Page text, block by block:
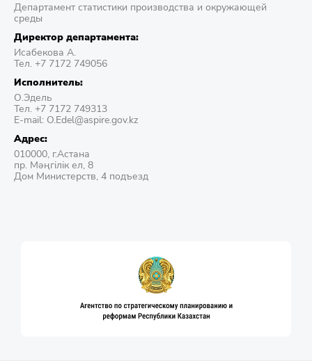
Департамент статистики производства и окружающей
среды
Директор департамента:
Исабекова А.
Тел. +7 7172 749056
Исполнитель:
О.Эдель
Тел. +7 7172 749313
E-mail: O.Edel@aspire.gov.kz
Адрес:
010000, г.Астана
пр. Мәңгілік ел, 8
Дом Министерств, 4 подъезд